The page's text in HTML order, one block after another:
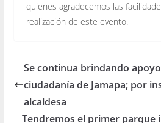
quienes agradecemos las
realización de este evento.
Se continua brindando
ciudadanía de Jamapa; por
alcaldesa
Tendremos el primer parque